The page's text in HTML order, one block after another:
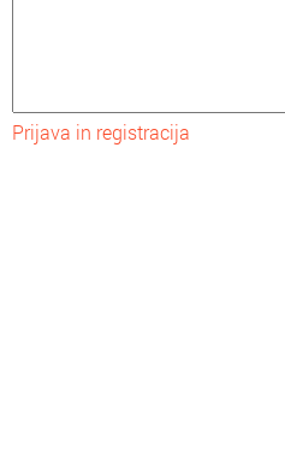
Prijava in registracija